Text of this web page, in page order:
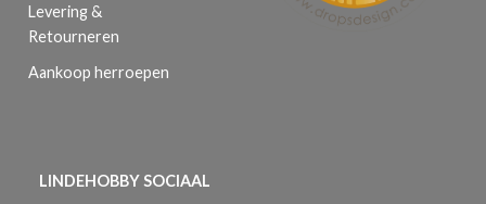
Levering &
Retourneren
Aankoop herroepen
LINDEHOBBY SOCIAAL